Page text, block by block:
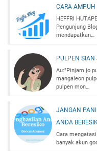
CARA
HEFFRI
Pengunjung
mendapatkan…
PULPEN
Au:"Pinjam jo
mangaleon
pulpen mon…
JANGAN
ANDA
Cara
banyak akun